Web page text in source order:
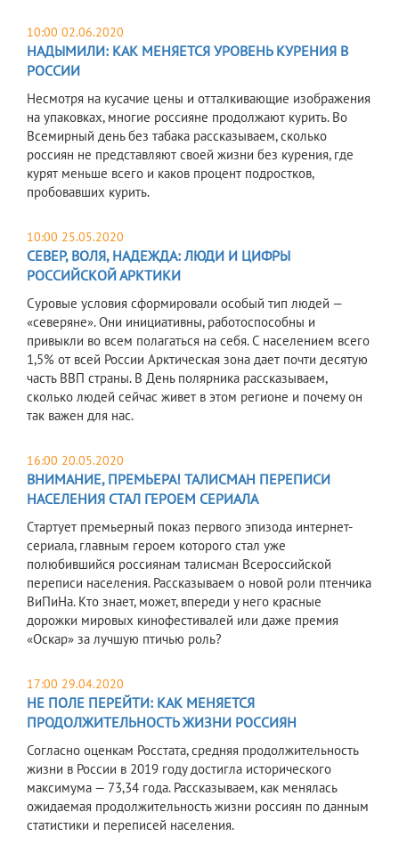
10:00 02.06.2020
НАДЫМИЛИ: КАК МЕНЯЕТСЯ УРОВЕНЬ КУРЕНИЯ В
РОССИИ
Несмотря на кусачие цены и отталкивающие изображения
на упаковках, многие россияне продолжают курить. Во
Всемирный день без табака рассказываем, сколько
россиян не представляют своей жизни без курения, где
курят меньше всего и каков процент подростков,
пробовавших курить.
10:00 25.05.2020
СЕВЕР, ВОЛЯ, НАДЕЖДА: ЛЮДИ И ЦИФРЫ
РОССИЙСКОЙ АРКТИКИ
Суровые условия сформировали особый тип людей —
«северяне». Они инициативны, работоспособны и
привыкли во всем полагаться на себя. С населением всего
1,5% от всей России Арктическая зона дает почти десятую
часть ВВП страны. В День полярника рассказываем,
сколько людей сейчас живет в этом регионе и почему он
так важен для нас.
16:00 20.05.2020
ВНИМАНИЕ, ПРЕМЬЕРА! ТАЛИСМАН ПЕРЕПИСИ
НАСЕЛЕНИЯ СТАЛ ГЕРОЕМ СЕРИАЛА
Стартует премьерный показ первого эпизода интернет-
сериала, главным героем которого стал уже
полюбившийся россиянам талисман Всероссийской
переписи населения. Рассказываем о новой роли птенчика
ВиПиНа. Кто знает, может, впереди у него красные
дорожки мировых кинофестивалей или даже премия
«Оскар» за лучшую птичью роль?
17:00 29.04.2020
НЕ ПОЛЕ ПЕРЕЙТИ: КАК МЕНЯЕТСЯ
ПРОДОЛЖИТЕЛЬНОСТЬ ЖИЗНИ РОССИЯН
Согласно оценкам Росстата, средняя продолжительность
жизни в России в 2019 году достигла исторического
максимума — 73,34 года. Рассказываем, как менялась
ожидаемая продолжительность жизни россиян по данным
статистики и переписей населения.